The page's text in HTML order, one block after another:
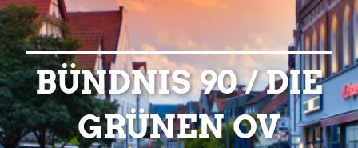
BÜNDNIS 90 / DIE
GRÜNEN OV